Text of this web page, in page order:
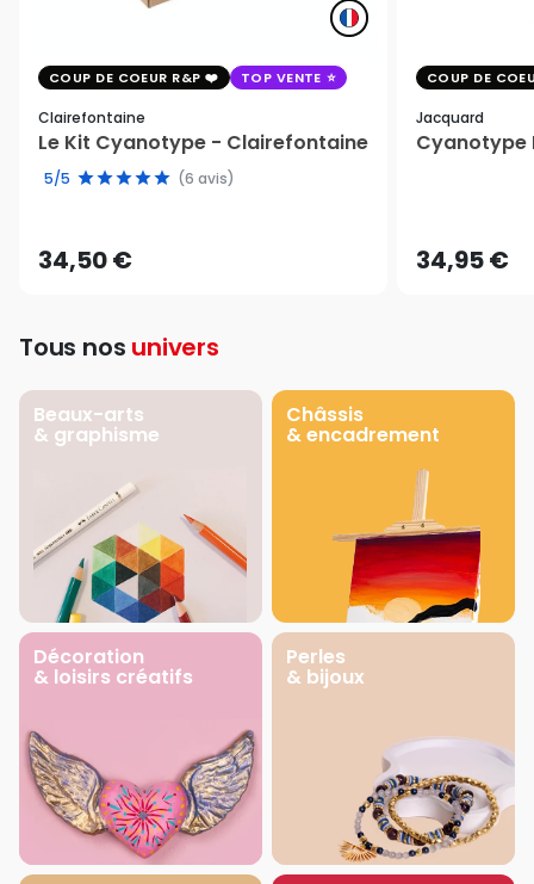
COUP DE COEUR R&P TOP VENTE
Clairefontaine
Le Kit Cyanotype - Clairefontaine
5/5 (6 avis)
34,50 €
COUP DE
Jacquard
Cyanotype
34,95 €
Tous nos univers
Beaux-arts
& graphisme
Châssis
& encadrement
Décoration
& loisirs créatifs
Perles
& bijoux